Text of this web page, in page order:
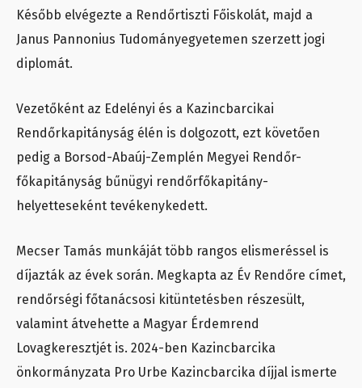
Később elvégezte a Rendőrtiszti Főiskolát, majd a
Janus Pannonius Tudományegyetemen szerzett jogi
diplomát.
Vezetőként az Edelényi és a Kazincbarcikai
Rendőrkapitányság élén is dolgozott, ezt követően
pedig a Borsod-Abaúj-Zemplén Megyei Rendőr-
főkapitányság bűnügyi rendőrfőkapitány-
helyetteseként tevékenykedett.
Mecser Tamás munkáját több rangos elismeréssel is
díjazták az évek során. Megkapta az Év Rendőre címet,
rendőrségi főtanácsosi kitüntetésben részesült,
valamint átvehette a Magyar Érdemrend
Lovagkeresztjét is. 2024-ben Kazincbarcika
önkormányzata Pro Urbe Kazincbarcika díjjal ismerte